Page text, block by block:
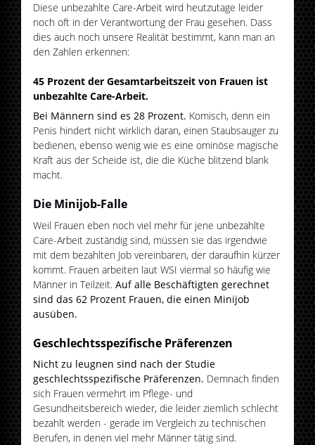
Diese unbezahlte Care-Arbeit wird heutzutage leider
noch oft in der Verantwortung der Frau gesehen. Dass
dies auch noch unsere Realität bestimmt, kann man an
den Zahlen erkennen:
45 Prozent der Gesamtarbeitszeit von Frauen ist
unbezahlte Care-Arbeit.
Bei Männern sind es 28 Prozent. Komisch, denn ein
Penis hindert nicht wirklich daran, einen Staubsauger zu
bedienen, ebenso wenig wie es eine ominöse magische
Kraft aus der Scheide ist, die die Küche blitzend blank
macht.
Die Minijob-Falle
Weil Frauen eben noch viel mehr für jene unbezahlte
Care-Arbeit zuständig sind, müssen sie das irgendwie
mit dem bezahlten Job vereinbaren, der daraufhin kürzer
kommt. Frauen arbeiten laut WSI viermal so häufig wie
Männer in Teilzeit.Auf alle Beschäftigten gerechnet
sind das 62 Prozent Frauen, die einen Minijob
ausüben.
Geschlechtsspezifische Präferenzen
Nicht zu leugnen sind nach der Studie
geschlechtsspezifische Präferenzen. Demnach finden
sich Frauen vermehrt im Pflege- und
Gesundheitsbereich wieder, die leider ziemlich schlecht
bezahlt werden - gerade im Vergleich zu technischen
Berufen, in denen viel mehr Männer tätig sind.